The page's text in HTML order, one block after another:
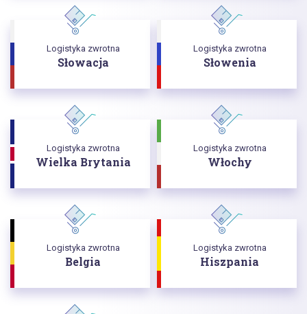
Logistyka zwrotna
Słowacja
Logistyka zwrotna
Słowenia
Logistyka zwrotna
Wielka Brytania
Logistyka zwrotna
Włochy
Logistyka zwrotna
Belgia
Logistyka zwrotna
Hiszpania